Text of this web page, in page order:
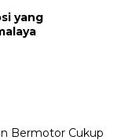
yang